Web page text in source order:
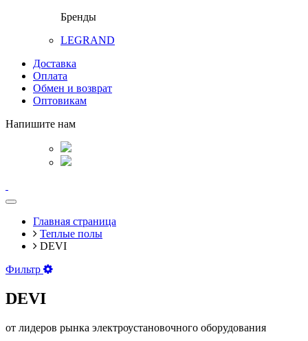
Бренды
LEGRAND
Доставка
Оплата
Обмен и возврат
Оптовикам
Напишите нам
Главная страница
Теплые полы
DEVI
Фильтр
DEVI
от лидеров рынка электроустановочного оборудования